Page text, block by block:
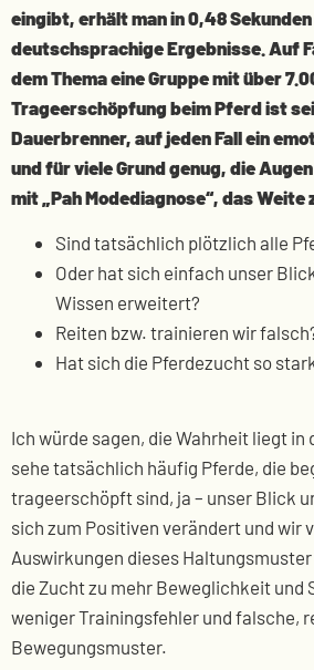
eingibt, erhält man in 0,48
deutschsprachige Ergebnisse. Auf
dem Thema eine Gruppe mit über
Trageerschöpfung beim Pferd ist
Dauerbrenner, auf jeden Fall ein
und für viele Grund genug, die
mit „Pah Modediagnose“, das Weite
Sind tatsächlich plötzlich alle
Oder hat sich einfach unser
Wissen erweitert?
Reiten bzw. trainieren wir
Hat sich die Pferdezucht so
Ich würde sagen, die Wahrheit liegt in
sehe tatsächlich häufig Pferde, die
trageerschöpft sind, ja – unser Blick
sich zum Positiven verändert und wir
Auswirkungen dieses Haltungsmuster
die Zucht zu mehr Beweglichkeit und
weniger Trainingsfehler und falsche,
Bewegungsmuster.